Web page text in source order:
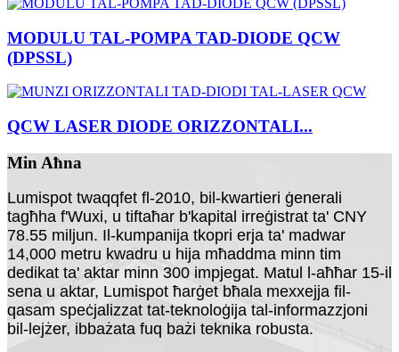
MODULU TAL-POMPA TAD-DIODE QCW
(DPSSL)
QCW LASER DIODE ORIZZONTALI...
Min Aħna
Lumispot twaqqfet fl-2010, bil-kwartieri ġenerali
tagħha f'Wuxi, u tiftaħar b'kapital irreġistrat ta' CNY
78.55 miljun. Il-kumpanija tkopri erja ta' madwar
14,000 metru kwadru u hija mħaddma minn tim
dedikat ta' aktar minn 300 impjegat. Matul l-aħħar 15-il
sena u aktar, Lumispot ħarġet bħala mexxejja fil-
qasam speċjalizzat tat-teknoloġija tal-informazzjoni
bil-lejżer, ibbażata fuq bażi teknika robusta.